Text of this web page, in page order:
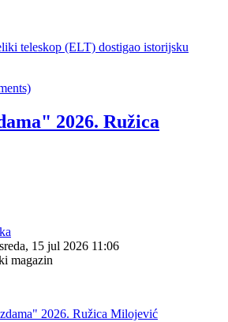
teleskop (ELT) dostigao istorijsku
2026. Ružica
15 jul 2026 11:06
magazin
2026. Ružica Milojević